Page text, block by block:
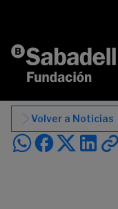
Volver a Noticias